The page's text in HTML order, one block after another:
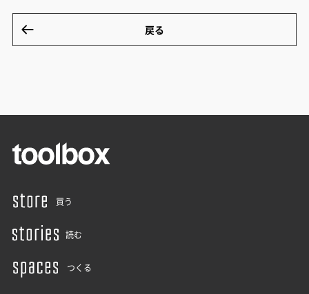
戻る
買う
読む
つくる